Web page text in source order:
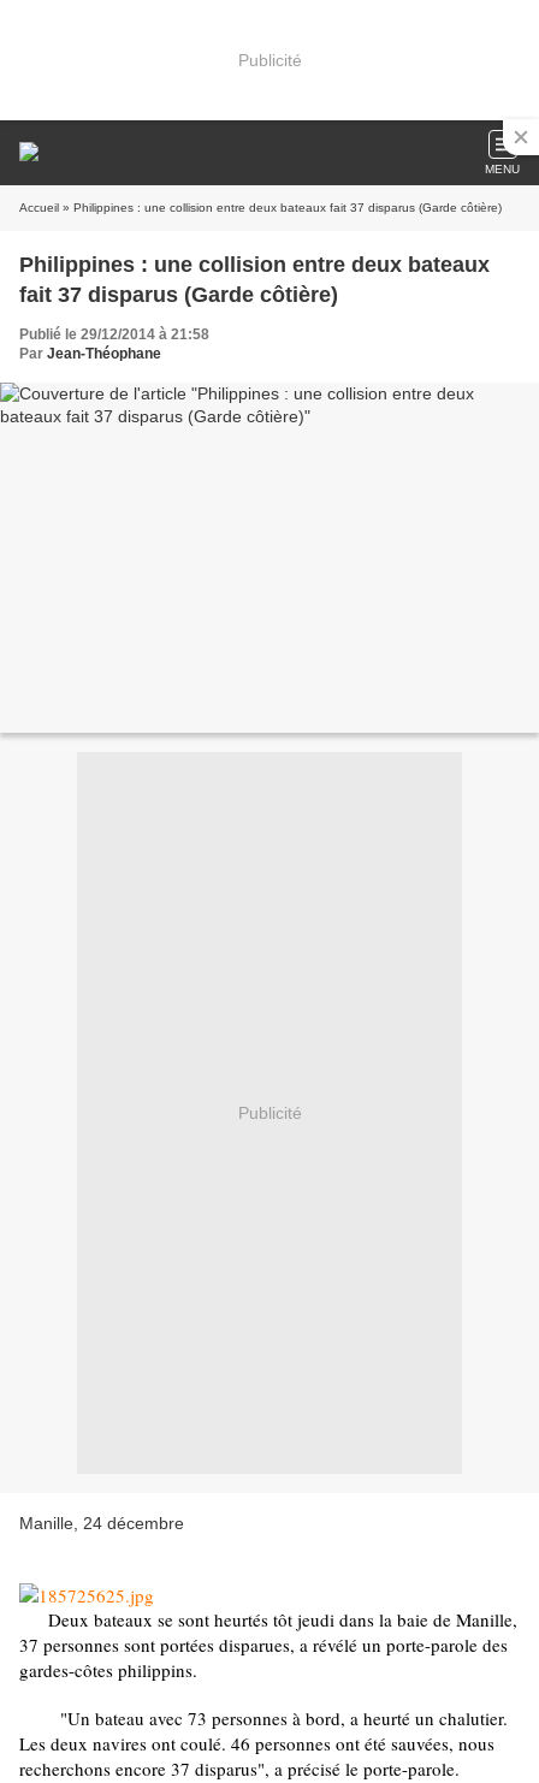
Publicité
MENU
Accueil » Philippines : une collision entre deux bateaux fait 37 disparus (Garde côtière)
Philippines : une collision entre deux bateaux
fait 37 disparus (Garde côtière)
Publié le 29/12/2014 à 21:58
Par Jean-Théophane
Publicité
Manille, 24 décembre
Deux bateaux se sont heurtés tôt jeudi dans la baie de Manille,
37 personnes sont portées disparues, a révélé un porte-parole des
gardes-côtes philippins.
"Un bateau avec 73 personnes à bord, a heurté un chalutier.
Les deux navires ont coulé. 46 personnes ont été sauvées, nous
recherchons encore 37 disparus", a précisé le porte-parole.